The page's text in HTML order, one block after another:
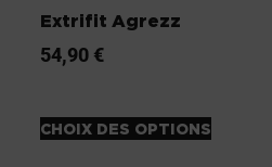
Extrifit Agrezz
54,90 €
CHOIX DES OPTIONS